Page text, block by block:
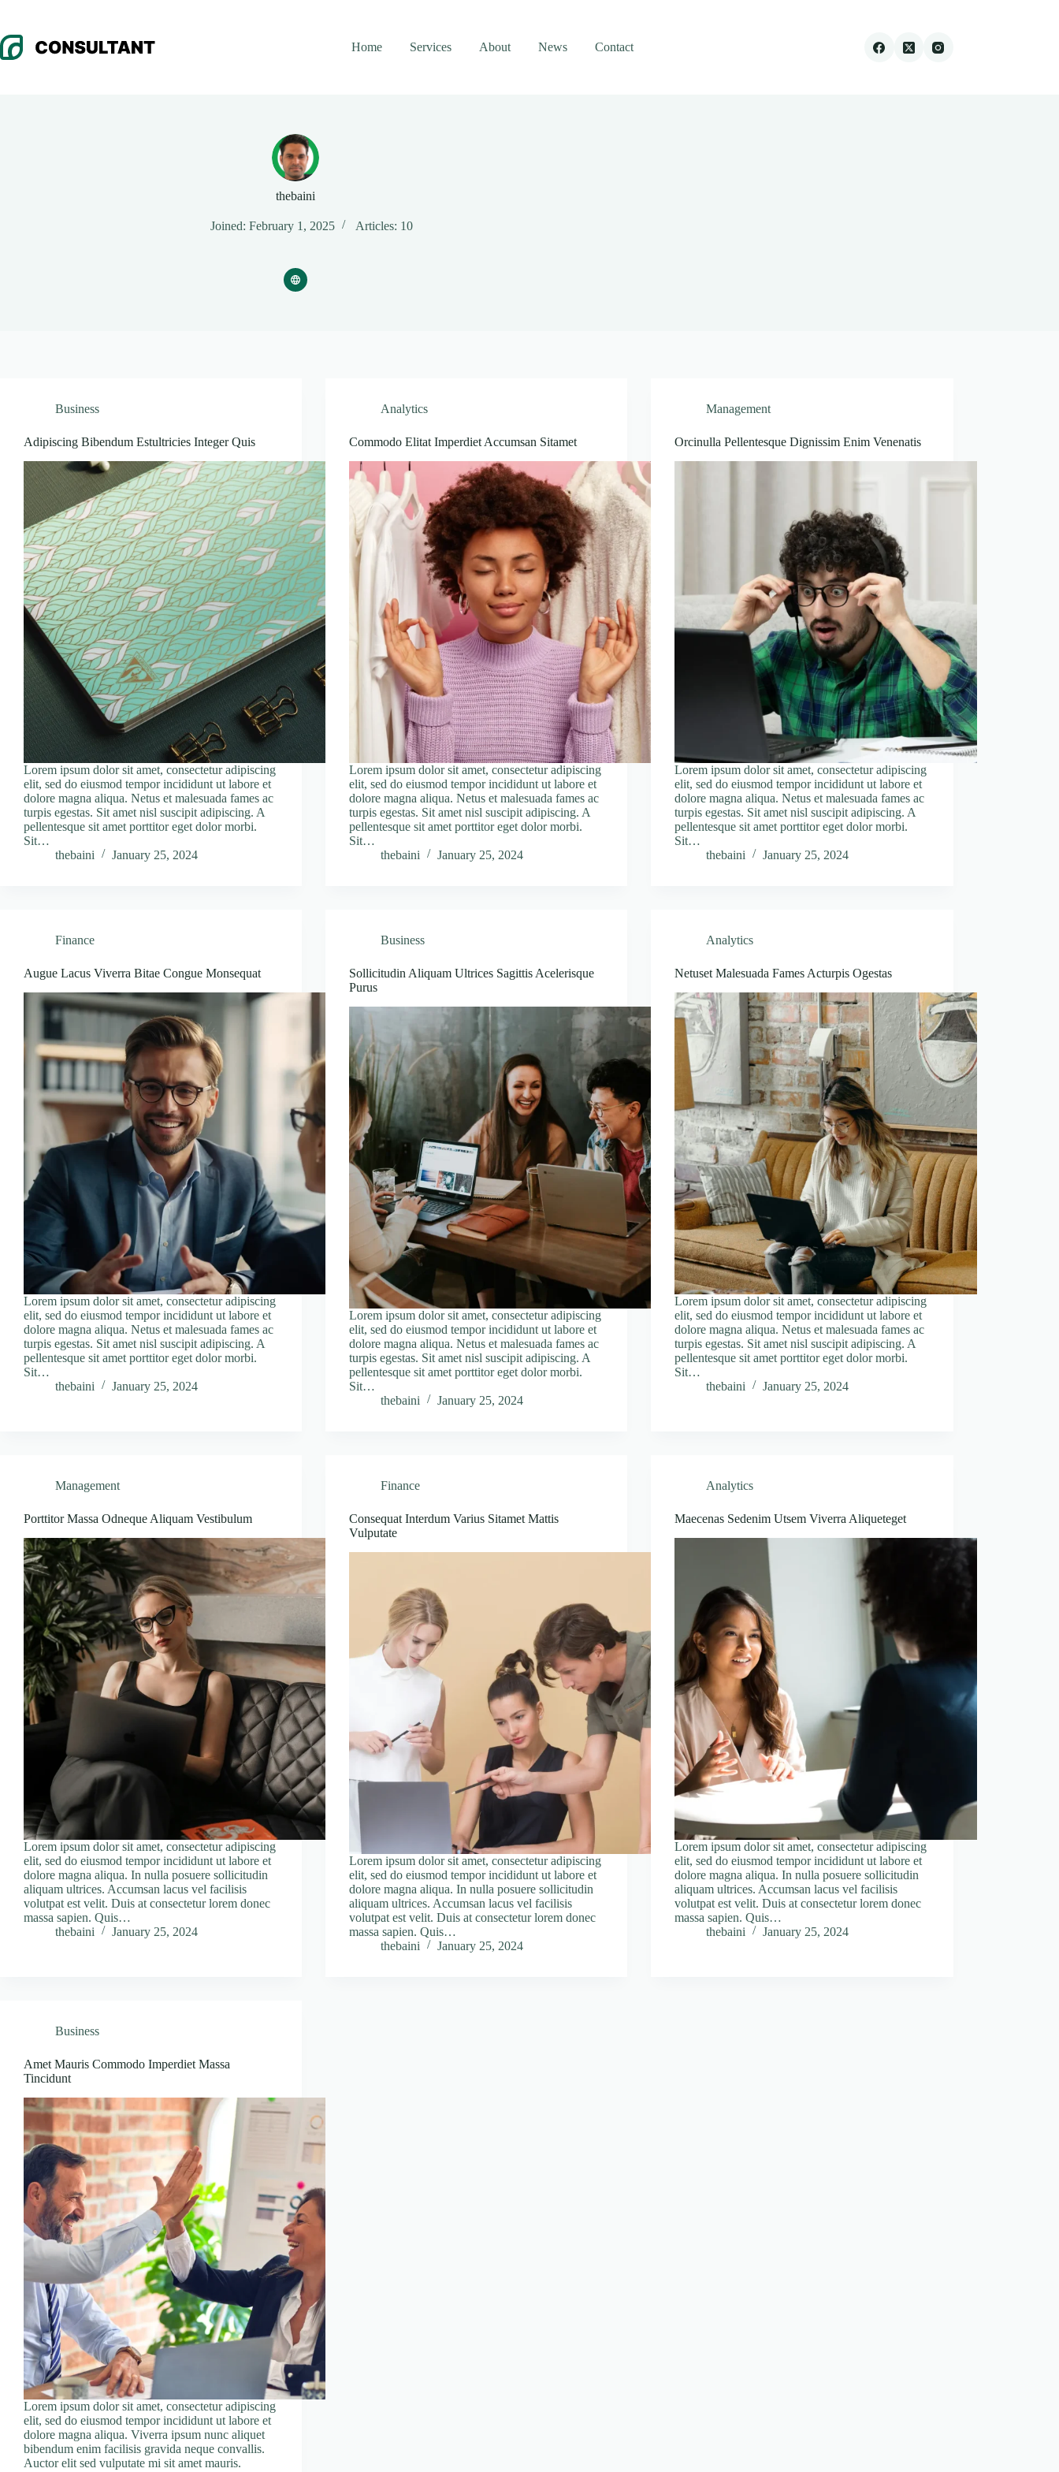
content
Home
Services About News Contact
thebaini
Joined: February 1, 2025 Articles: 10
Business
Adipiscing Bibendum Estultricies Integer Quis
Lorem ipsum dolor sit amet, consectetur adipiscing
elit, sed do eiusmod tempor incididunt ut labore et
dolore magna aliqua. Netus et malesuada fames ac
turpis egestas. Sit amet nisl suscipit adipiscing. A
pellentesque sit amet porttitor eget dolor morbi.
Sit…
thebaini
January 25, 2024
Analytics
Commodo Elitat Imperdiet Accumsan Sitamet
Lorem ipsum dolor sit amet, consectetur adipiscing
elit, sed do eiusmod tempor incididunt ut labore et
dolore magna aliqua. Netus et malesuada fames ac
turpis egestas. Sit amet nisl suscipit adipiscing. A
pellentesque sit amet porttitor eget dolor morbi.
Sit…
thebaini
January 25, 2024
Management
Orcinulla Pellentesque Dignissim Enim Venenatis
Lorem ipsum dolor sit amet, consectetur adipiscing
elit, sed do eiusmod tempor incididunt ut labore et
dolore magna aliqua. Netus et malesuada fames ac
turpis egestas. Sit amet nisl suscipit adipiscing. A
pellentesque sit amet porttitor eget dolor morbi.
Sit…
thebaini
January 25, 2024
Finance
Augue Lacus Viverra Bitae Congue Monsequat
Lorem ipsum dolor sit amet, consectetur adipiscing
elit, sed do eiusmod tempor incididunt ut labore et
dolore magna aliqua. Netus et malesuada fames ac
turpis egestas. Sit amet nisl suscipit adipiscing. A
pellentesque sit amet porttitor eget dolor morbi.
Sit…
thebaini
January 25, 2024
Business
Sollicitudin Aliquam Ultrices Sagittis Acelerisque
Purus
Lorem ipsum dolor sit amet, consectetur adipiscing
elit, sed do eiusmod tempor incididunt ut labore et
dolore magna aliqua. Netus et malesuada fames ac
turpis egestas. Sit amet nisl suscipit adipiscing. A
pellentesque sit amet porttitor eget dolor morbi.
Sit…
thebaini
January 25, 2024
Analytics
Netuset Malesuada Fames Acturpis Ogestas
Lorem ipsum dolor sit amet, consectetur adipiscing
elit, sed do eiusmod tempor incididunt ut labore et
dolore magna aliqua. Netus et malesuada fames ac
turpis egestas. Sit amet nisl suscipit adipiscing. A
pellentesque sit amet porttitor eget dolor morbi.
Sit…
thebaini
January 25, 2024
Management
Porttitor Massa Odneque Aliquam Vestibulum
Lorem ipsum dolor sit amet, consectetur adipiscing
elit, sed do eiusmod tempor incididunt ut labore et
dolore magna aliqua. In nulla posuere sollicitudin
aliquam ultrices. Accumsan lacus vel facilisis
volutpat est velit. Duis at consectetur lorem donec
massa sapien. Quis…
thebaini
January 25, 2024
Finance
Consequat Interdum Varius Sitamet Mattis
Vulputate
Lorem ipsum dolor sit amet, consectetur adipiscing
elit, sed do eiusmod tempor incididunt ut labore et
dolore magna aliqua. In nulla posuere sollicitudin
aliquam ultrices. Accumsan lacus vel facilisis
volutpat est velit. Duis at consectetur lorem donec
massa sapien. Quis…
thebaini
January 25, 2024
Analytics
Maecenas Sedenim Utsem Viverra Aliqueteget
Lorem ipsum dolor sit amet, consectetur adipiscing
elit, sed do eiusmod tempor incididunt ut labore et
dolore magna aliqua. In nulla posuere sollicitudin
aliquam ultrices. Accumsan lacus vel facilisis
volutpat est velit. Duis at consectetur lorem donec
massa sapien. Quis…
thebaini
January 25, 2024
Business
Amet Mauris Commodo Imperdiet Massa
Tincidunt
Lorem ipsum dolor sit amet, consectetur adipiscing
elit, sed do eiusmod tempor incididunt ut labore et
dolore magna aliqua. Viverra ipsum nunc aliquet
bibendum enim facilisis gravida neque convallis.
Auctor elit sed vulputate mi sit amet mauris.